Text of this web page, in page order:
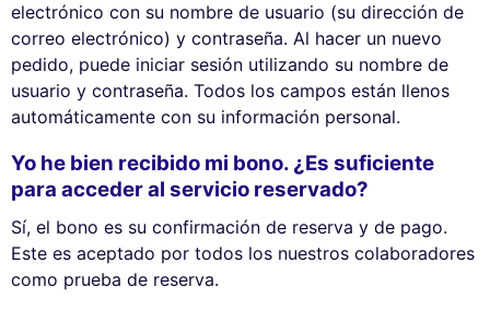
electrónico con su nombre de usuario (su dirección de
correo electrónico) y contraseña. Al hacer un nuevo
pedido, puede iniciar sesión utilizando su nombre de
usuario y contraseña. Todos los campos están llenos
automáticamente con su información personal.
Yo he bien recibido mi bono. ¿Es suficiente
para acceder al servicio reservado?
Sí, el bono es su confirmación de reserva y de pago.
Este es aceptado por todos los nuestros colaboradores
como prueba de reserva.